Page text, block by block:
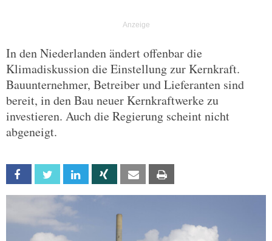
In den Niederlanden ändert offenbar die
Klimadiskussion die Einstellung zur Kernkraft.
Bauunternehmer, Betreiber und Lieferanten sind
bereit, in den Bau neuer Kernkraftwerke zu
investieren. Auch die Regierung scheint nicht
abgeneigt.
Facebook Twitter Linkedin Xing Email